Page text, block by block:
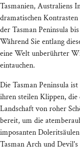
Tasmanien, Australiens
dramatischen
der Tasman Peninsula
Während Sie entlang
eine Welt unberührter
eintauchen.
Die Tasman Peninsula
ihren steilen Klippen, die
Landschaft von roher
bereit, um die
imposanten
Tasman Arch und